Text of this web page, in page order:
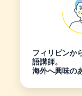
フィリピンか
語講師。
海外へ興味の